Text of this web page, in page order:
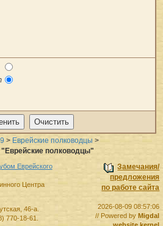
> Еврейские полководцы >
"Еврейские полководцы"
Замечания/
предложения
по работе сайта
2026-08-09 08:57:06
// Powered by Migdal
Еврейского
Центра
46-а.
770-18-61